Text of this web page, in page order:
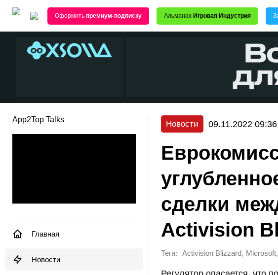
Оформить премиум-подписку Альманах Игровая Индустрия
App2Top Talks
Главная
Новости
Новости 09.11.2022 09:36
сделки
Activision
Теги: Activision Blizzard, Microsoft,